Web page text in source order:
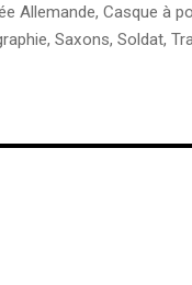
Allemande, Casque à
, Saxons, Soldat,